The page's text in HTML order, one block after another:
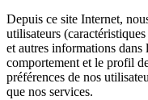
Depuis ce site Internet,
utilisateurs
et autres informations
comportement et le profil
préférences de nos
que nos services.